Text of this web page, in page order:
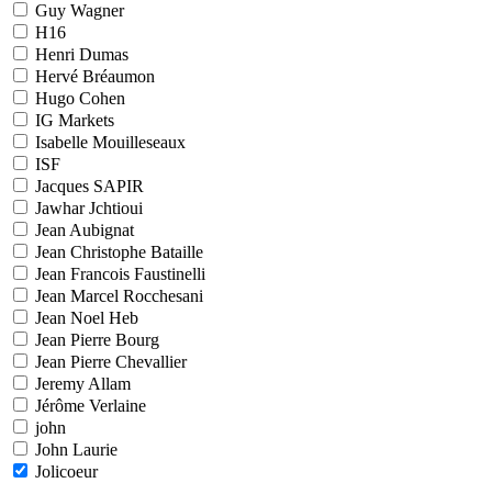
Guy Wagner
H16
Henri Dumas
Hervé Bréaumon
Hugo Cohen
IG Markets
Isabelle Mouilleseaux
ISF
Jacques SAPIR
Jawhar Jchtioui
Jean Aubignat
Jean Christophe Bataille
Jean Francois Faustinelli
Jean Marcel Rocchesani
Jean Noel Heb
Jean Pierre Bourg
Jean Pierre Chevallier
Jeremy Allam
Jérôme Verlaine
john
John Laurie
Jolicoeur